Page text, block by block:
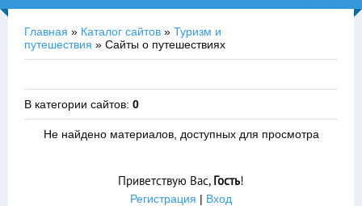
Главная » Каталог сайтов » Туризм и
путешествия » Сайты о путешествиях
В категории сайтов: 0
Не найдено материалов, доступных для просмотра
Приветствую Вас, Гость!
Регистрация | Вход